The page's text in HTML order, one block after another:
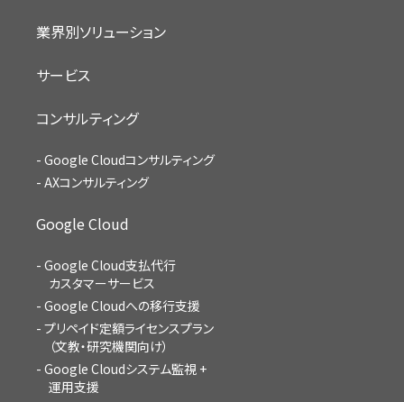
業界別ソリューション
サービス
コンサルティング
Google Cloudコンサルティング
AXコンサルティング
Google Cloud
Google Cloud支払代行
カスタマーサービス
Google Cloudへの移行支援
プリペイド定額ライセンスプラン
（文教・研究機関向け）
Google Cloudシステム監視 +
運用支援